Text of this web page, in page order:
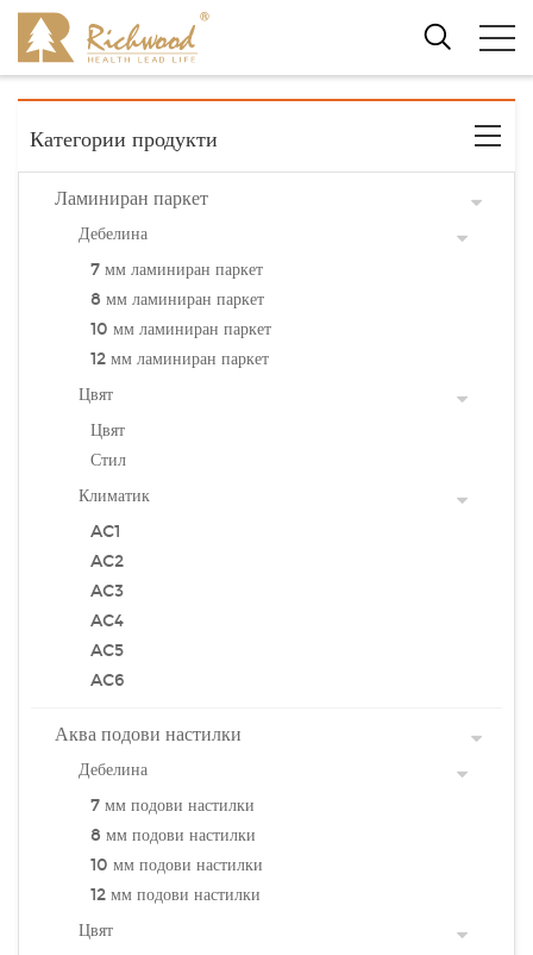
Категории продукти
Ламиниран паркет
Дебелина
7 мм ламиниран паркет
8 мм ламиниран паркет
10 мм ламиниран паркет
12 мм ламиниран паркет
Цвят
Цвят
Стил
Климатик
AC1
AC2
AC3
AC4
AC5
AC6
Аква подови настилки
Дебелина
7 мм подови настилки
8 мм подови настилки
10 мм подови настилки
12 мм подови настилки
Цвят